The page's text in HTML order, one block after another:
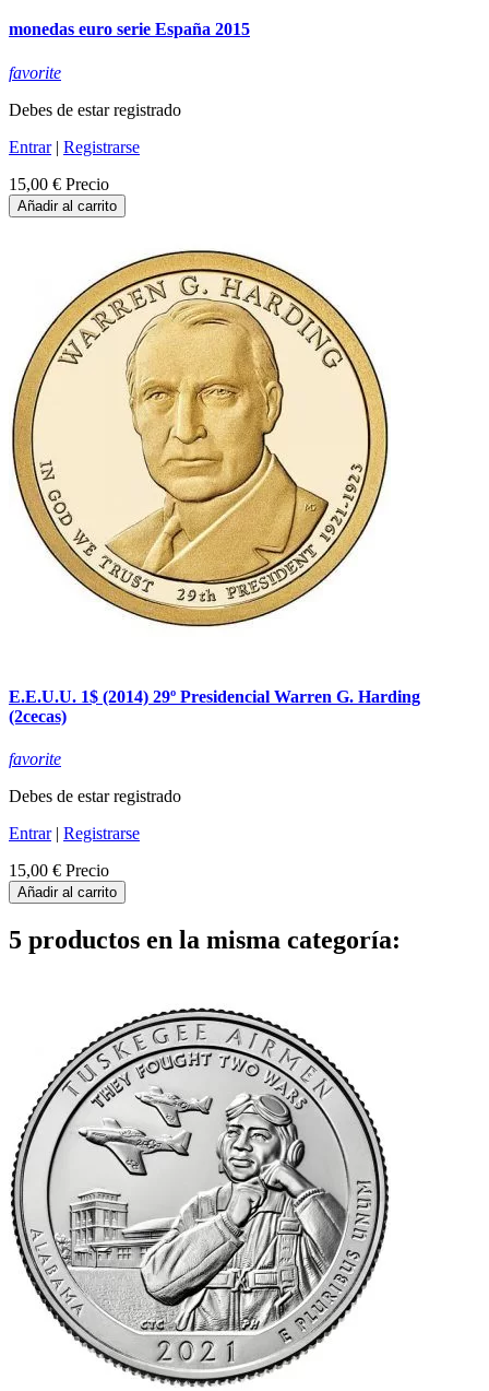
monedas euro serie España 2015
favorite
Debes de estar registrado
Entrar| Registrarse
15,00 € Precio
Añadir al carrito
E.E.U.U. 1$ (2014) 29º Presidencial Warren G. Harding
(2cecas)
favorite
Debes de estar registrado
Entrar| Registrarse
15,00 € Precio
Añadir al carrito
5 productos en la misma categoría: